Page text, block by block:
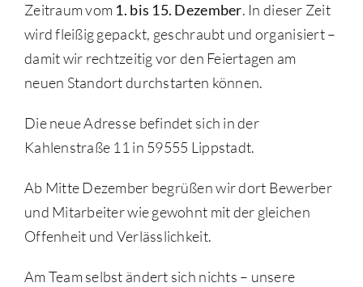
Zeitraum vom 1. bis 15. Dezember. In dieser Zeit
wird fleißig gepackt, geschraubt und organisiert –
damit wir rechtzeitig vor den Feiertagen am
neuen Standort durchstarten können.
Die neue Adresse befindet sich in der
Kahlenstraße 11 in 59555 Lippstadt.
Ab Mitte Dezember begrüßen wir dort Bewerber
und Mitarbeiter wie gewohnt mit der gleichen
Offenheit und Verlässlichkeit.
Am Team selbst ändert sich nichts – unsere